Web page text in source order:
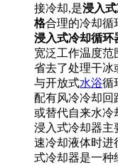
接冷却,是浸入式
格合理的冷却循
浸入式冷却循环
宽泛工作温度范
省去了处理干冰
与开放式水浴循
配有风冷冷却回
或替代自来水冷
浸入式冷却器主
速冷却液体时进
式冷却器是一种